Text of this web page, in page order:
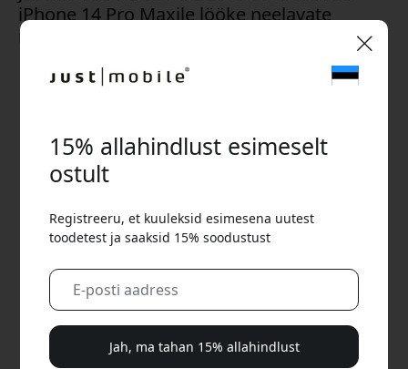
iPhone 14 Pro Maxile lööke neelavate
nurkade ja juhtmevaba laadimisega - Selge
15% allahindlust esimeselt
ostult
Registreeru, et kuuleksid esimesena uutest
toodetest ja saaksid 15% soodustust
Jah, ma tahan 15% allahindlust
🎉 Sinu sooduskood:
Kasuta seda koodi kassas, et saada 15%
allahindlust.